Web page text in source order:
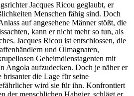
Jacques Ricou geglaubt, er
Menschen fähig sind. Doch
auf angesehene Männer stößt, die
kann er nicht mehr so tun, als
Jacques Ricou ist entschlossen, die
und Ölmagnaten,
Geheimdienstagenten mit
Angola aufzudecken. Doch je näher er
brisanter die Lage für seine
wird sie für ihn. Konfrontiert